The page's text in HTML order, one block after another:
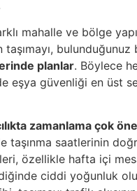
mahalle ve bölge
bulunduğunuz
planlar. Böylece
eşya güvenliği en üst
zamanlama çok
taşınma saatlerinin
özellikle hafta içi
ciddi yoğunluk